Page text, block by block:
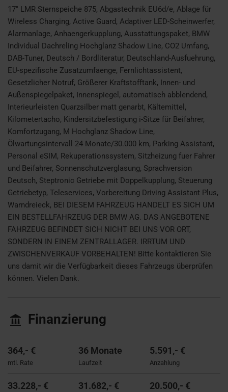
17'' LMR Sternspeiche 875, Abgastechnik EU6d/e, Ablage für
Wireless Charging, Active Guard, Adaptiver LED-Scheinwerfer,
Alarmanlage, Anhaengerkupplung, Ausstattungspaket, BMW
Individual Dachreling Hochglanz Shadow Line, CO2 Umfang,
DAB-Tuner, Deutsch / Bordliteratur, Deutschland-Ausfuehrung,
EU-spezifische Zusatzumfaenge, Fernlichtassistent,
Gesetzlicher Notruf, Größerer Kraftstofftank, Innen- und
Außenspiegelpaket, Innenspiegel, automatisch abblendend,
Interieurleisten Quarzsilber matt genarbt, Kältemittel,
Kilometertacho, Kindersitzbefestigung i-Sitze für Beifahrer,
Komfortzugang, M Hochglanz Shadow Line,
Ölwartungsintervall 24 Monate/30.000 km, Parking Assistant,
Personal eSIM, Rekuperationssystem, Sitzheizung fuer Fahrer
und Beifahrer, Sonnenschutzverglasung, Sprachversion
Deutsch, Steptronic Getriebe mit Doppelkupplung, Steuerung
Getriebetyp, Teleservices, Vorbereitung Driving Assistant Plus,
Warndreieck, BEI DIESEM FAHRZEUG HANDELT ES SICH UM
EIN BESTELLFAHRZEUG DER BMW AG. DAS ANGEBOTENE
FAHRZEUG BEFINDET SICH NICHT BEI UNS VOR ORT,
SONDERN IN EINEM ZENTRALLAGER. IRRTUM UND
ZWISCHENVERKAUF VORBEHALTEN! Bitte kontaktieren Sie
uns damit wir die Verfügbarkeit dieses Fahrzeugs überprüfen
können. Vielen Dank.
Finanzierung
364,- €
mtl. Rate
36 Monate
Laufzeit
5.591,- €
Anzahlung
33.228,- € 31.682,- € 20.500,- €